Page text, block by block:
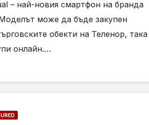
– най-новия смартфон на бранда
може да бъде закупен
обекти на Теленор, така
онлайн.…